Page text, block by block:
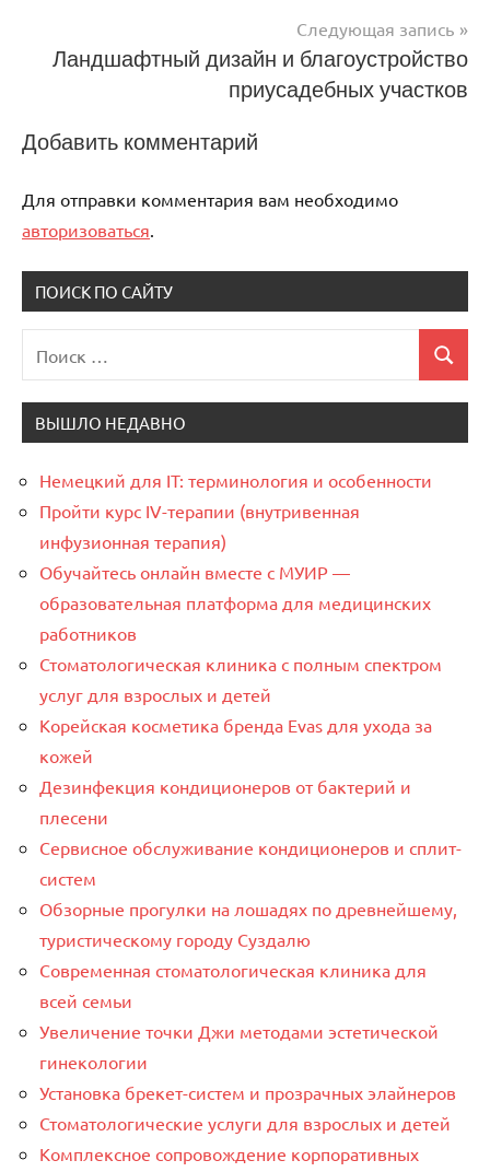
Следующая запись
Ландшафтный дизайн и благоустройство
приусадебных участков
Добавить комментарий
Для отправки комментария вам необходимо
авторизоваться.
ПОИСК ПО САЙТУ
для:
Поиск
ВЫШЛО НЕДАВНО
Немецкий для IT: терминология и особенности
Пройти курс IV-терапии (внутривенная
инфузионная терапия)
Обучайтесь онлайн вместе с МУИР —
образовательная платформа для медицинских
работников
Стоматологическая клиника с полным спектром
услуг для взрослых и детей
Корейская косметика бренда Evas для ухода за
кожей
Дезинфекция кондиционеров от бактерий и
плесени
Сервисное обслуживание кондиционеров и сплит-
систем
Обзорные прогулки на лошадях по древнейшему,
туристическому городу Суздалю
Современная стоматологическая клиника для
всей семьи
Увеличение точки Джи методами эстетической
гинекологии
Установка брекет-систем и прозрачных элайнеров
Стоматологические услуги для взрослых и детей
Комплексное сопровождение корпоративных